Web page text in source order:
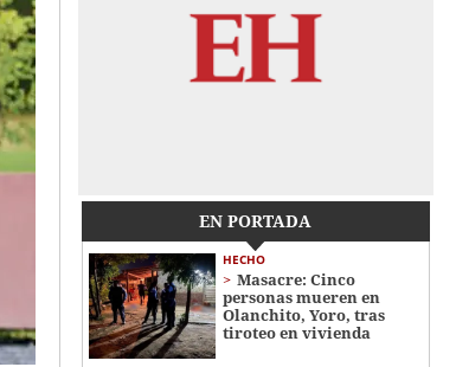
EN PORTADA
HECHO
Masacre: Cinco
personas mueren en
Olanchito, Yoro, tras
tiroteo en vivienda